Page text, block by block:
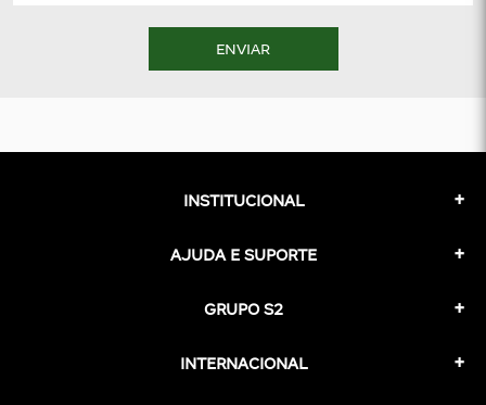
ENVIAR
INSTITUCIONAL
AJUDA E SUPORTE
GRUPO S2
INTERNACIONAL